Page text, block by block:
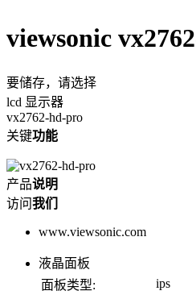
viewsonic
要储存，请选择
lcd 显示器
vx2762-hd-pro
关键功能
产品说明
访问我们
www.viewsonic.com
液晶面板
面板类型:
ips